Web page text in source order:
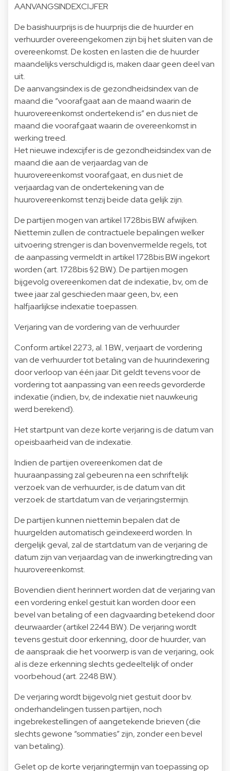
AANVANGSINDEXCIJFER
De basishuurprijs is de huurprijs die de huurder en
verhuurder overeengekomen zijn bij het sluiten van de
overeenkomst. De kosten en lasten die de huurder
maandelijks verschuldigd is, maken daar geen deel van
uit.
De aanvangsindex is de gezondheidsindex van de
maand die “voorafgaat aan de maand waarin de
huurovereenkomst ondertekend is” en dus niet de
maand die voorafgaat waarin de overeenkomst in
werking treed.
Het nieuwe indexcijfer is de gezondheidsindex van de
maand die aan de verjaardag van de
huurovereenkomst voorafgaat, en dus niet de
verjaardag van de ondertekening van de
huurovereenkomst tenzij beide data gelijk zijn.
De partijen mogen van artikel 1728bis B.W. afwijken.
Niettemin zullen de contractuele bepalingen welker
uitvoering strenger is dan bovenvermelde regels, tot
de aanpassing vermeldt in artikel 1728bis B.W ingekort
worden (art. 1728bis §2 B.W.). De partijen mogen
bijgevolg overeenkomen dat de indexatie, bv, om de
twee jaar zal geschieden maar geen, bv, een
halfjaarlijkse indexatie toepassen.
Verjaring van de vordering van de verhuurder
Conform artikel 2273, al. 1 B.W., verjaart de vordering
van de verhuurder tot betaling van de huurindexering
door verloop van één jaar. Dit geldt tevens voor de
vordering tot aanpassing van een reeds gevorderde
indexatie (indien, bv, de indexatie niet nauwkeurig
werd berekend).
Het startpunt van deze korte verjaring is de datum van
opeisbaarheid van de indexatie.
Indien de partijen overeenkomen dat de
huuraanpassing zal gebeuren na een schriftelijk
verzoek van de verhuurder, is de datum van dit
verzoek de startdatum van de verjaringstermijn.
De partijen kunnen niettemin bepalen dat de
huurgelden automatisch geïndexeerd worden. In
dergelijk geval, zal de startdatum van de verjaring de
datum zijn van verjaardag van de inwerkingtreding van
huurovereenkomst.
Bovendien dient herinnert worden dat de verjaring van
een vordering enkel gestuit kan worden door een
bevel van betaling of een dagvaarding betekend door
deurwaarder (artikel 2244 B.W.). De verjaring wordt
tevens gestuit door erkenning, door de huurder, van
de aanspraak die het voorwerp is van de verjaring, ook
al is deze erkenning slechts gedeeltelijk of onder
voorbehoud (art. 2248 B.W.).
De verjaring wordt bijgevolg niet gestuit door bv.
onderhandelingen tussen partijen, noch
ingebrekestellingen of aangetekende brieven (die
slechts gewone “sommaties” zijn, zonder een bevel
van betaling).
Gelet op de korte verjaringtermijn van toepassing op